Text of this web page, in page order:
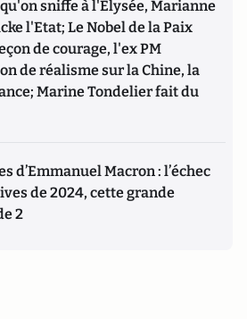
sniffe à l'Elysée, Marianne
l'Etat; Le Nobel de la Paix
de courage, l'ex PM
de réalisme sur la Chine, la
Marine Tondelier fait du
d’Emmanuel Macron : l’échec
de 2024, cette grande
2